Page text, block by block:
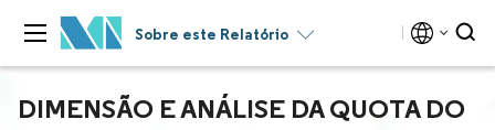
Sobre este Relatório
DIMENSÃO E ANÁLISE DA QUOTA DO